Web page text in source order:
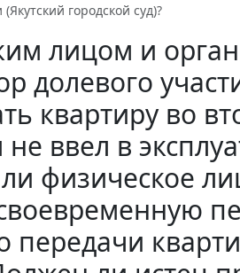
городской суд)?
лицом и
долевого
квартиру во
ввел в
физическое
передачи